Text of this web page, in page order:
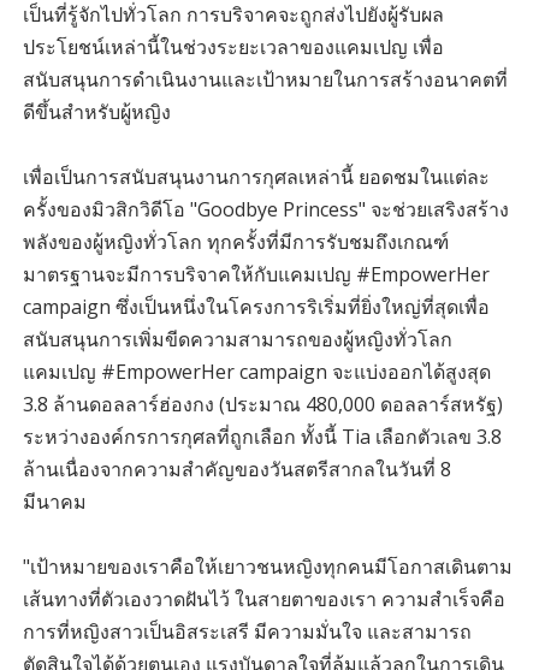
เป็นที่รู้จักไปทั่วโลก การบริจาคจะถูกส่งไปยังผู้รับผล
ประโยชน์เหล่านี้ในช่วงระยะเวลาของแคมเปญ เพื่อ
สนับสนุนการดำเนินงานและเป้าหมายในการสร้างอนาคตที่
ดีขึ้นสำหรับผู้หญิง
เพื่อเป็นการสนับสนุนงานการกุศลเหล่านี้ ยอดชมในแต่ละ
ครั้งของมิวสิกวิดีโอ "Goodbye Princess" จะช่วยเสริงสร้าง
พลังของผู้หญิงทั่วโลก ทุกครั้งที่มีการรับชมถึงเกณฑ์
มาตรฐานจะมีการบริจาคให้กับแคมเปญ #EmpowerHer
campaign ซึ่งเป็นหนึ่งในโครงการริเริ่มที่ยิ่งใหญ่ที่สุดเพื่อ
สนับสนุนการเพิ่มขีดความสามารถของผู้หญิงทั่วโลก
แคมเปญ #EmpowerHer campaign จะแบ่งออกได้สูงสุด
3.8 ล้านดอลลาร์ฮ่องกง (ประมาณ 480,000 ดอลลาร์สหรัฐ)
ระหว่างองค์กรการกุศลที่ถูกเลือก ทั้งนี้ Tia เลือกตัวเลข 3.8
ล้านเนื่องจากความสำคัญของวันสตรีสากลในวันที่ 8
มีนาคม
"เป้าหมายของเราคือให้เยาวชนหญิงทุกคนมีโอกาสเดินตาม
เส้นทางที่ตัวเองวาดฝันไว้ ในสายตาของเรา ความสำเร็จคือ
การที่หญิงสาวเป็นอิสระเสรี มีความมั่นใจ และสามารถ
ตัดสินใจได้ด้วยตนเอง แรงบันดาลใจที่ล้มแล้วลุกในการเดิน